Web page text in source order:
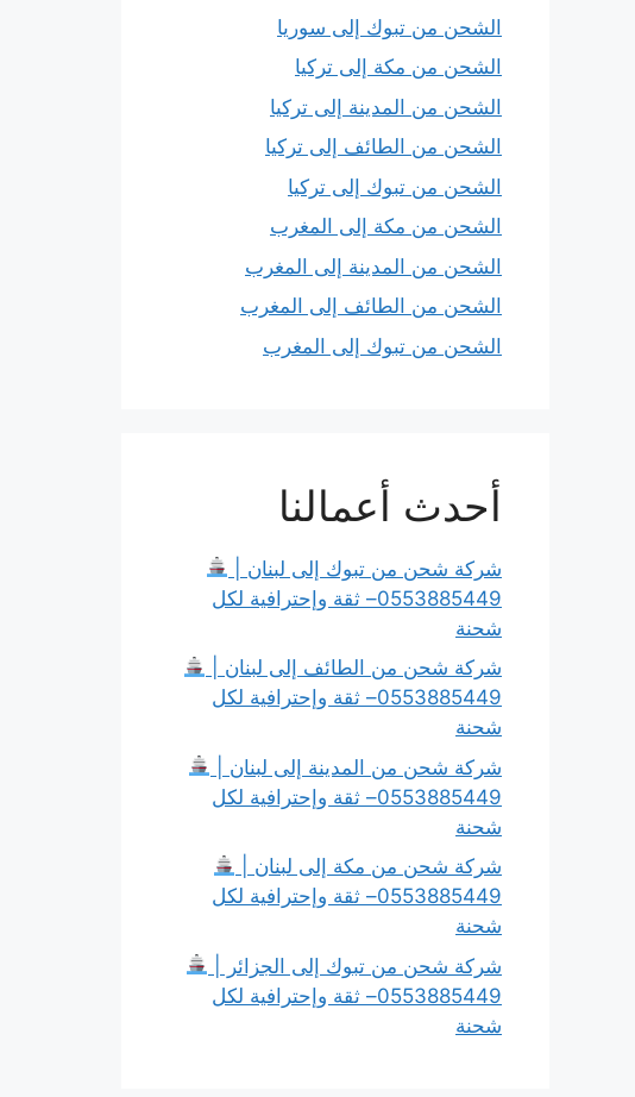
الشحن من تبوك إلى سوريا
الشحن من مكة إلى تركيا
الشحن من المدينة إلى تركيا
الشحن من الطائف إلى تركيا
الشحن من تبوك إلى تركيا
الشحن من مكة إلى المغرب
الشحن من المدينة إلى المغرب
الشحن من الطائف إلى المغرب
الشحن من تبوك إلى المغرب
أحدث أعمالنا
شركة شحن من تبوك إلى لبنان |
0553885449– ثقة وإحترافية لكل
شحنة
شركة شحن من الطائف إلى لبنان |
0553885449– ثقة وإحترافية لكل
شحنة
شركة شحن من المدينة إلى لبنان |
0553885449– ثقة وإحترافية لكل
شحنة
شركة شحن من مكة إلى لبنان |
0553885449– ثقة وإحترافية لكل
شحنة
شركة شحن من تبوك إلى الجزائر |
0553885449– ثقة وإحترافية لكل
شحنة